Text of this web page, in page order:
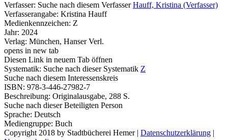
Verfasser: Suche nach diesem Verfasser Hauff, Kristina (Verfasser)
Verfasserangabe: Kristina Hauff
Medienkennzeichen: Z
Jahr: 2024
Verlag: München, Hanser Verl.
opens in new tab
Diesen Link in neuem Tab öffnen
Systematik: Suche nach dieser Systematik Z
Suche nach diesem Interessenskreis
ISBN: 978-3-446-27982-7
Beschreibung: Originalausgabe, 288 S.
Suche nach dieser Beteiligten Person
Sprache: Deutsch
Mediengruppe: Buch
Copyright 2018 by Stadtbücherei Hemer | Datenschutzerklärung |